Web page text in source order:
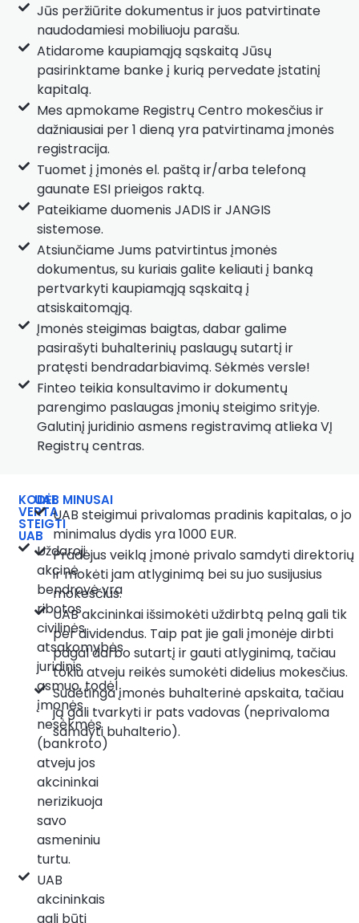
Jūs peržiūrite dokumentus ir juos patvirtinate
naudodamiesi mobiliuoju parašu.
Atidarome kaupiamąją sąskaitą Jūsų
pasirinktame banke į kurią pervedate įstatinį
kapitalą.
Mes apmokame Registrų Centro mokesčius ir
dažniausiai per 1 dieną yra patvirtinama įmonės
registracija.
Tuomet į įmonės el. paštą ir/arba telefoną
gaunate ESI prieigos raktą.
Pateikiame duomenis JADIS ir JANGIS
sistemose.
Atsiunčiame Jums patvirtintus įmonės
dokumentus, su kuriais galite keliauti į banką
pertvarkyti kaupiamąją sąskaitą į
atsiskaitomąją.
Įmonės steigimas baigtas, dabar galime
pasirašyti buhalterinių paslaugų sutartį ir
pratęsti bendradarbiavimą. Sėkmės versle!
Finteo teikia konsultavimo ir dokumentų
parengimo paslaugas įmonių steigimo srityje.
Galutinį juridinio asmens registravimą atlieka VĮ
Registrų centras.
KODĖL
VERTA
STEIGTI
UAB
Uždaroji
akcinė
bendrovė yra
ribotos
civilinės
atsakomybės
juridinis
asmuo, todėl
įmonės
nesėkmės
(bankroto)
atveju jos
akcininkai
nerizikuoja
savo
asmeniniu
turtu.
UAB
akcininkais
gali būti
UAB MINUSAI
UAB steigimui privalomas pradinis kapitalas, o jo
minimalus dydis yra 1000 EUR.
Pradėjus veiklą įmonė privalo samdyti direktorių
ir mokėti jam atlyginimą bei su juo susijusius
mokesčius.
UAB akcininkai išsimokėti uždirbtą pelną gali tik
per dividendus. Taip pat jie gali įmonėje dirbti
pagal darbo sutartį ir gauti atlyginimą, tačiau
tokiu atveju reikės sumokėti didelius mokesčius.
Sudėtinga įmonės buhalterinė apskaita, tačiau
ją gali tvarkyti ir pats vadovas (neprivaloma
samdyti buhalterio).